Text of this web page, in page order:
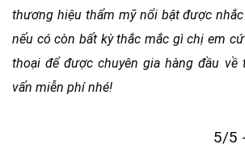
thương hiệu thẩm mỹ nổi bật được nhắc
nếu có còn bất kỳ thắc mắc gì chị em
thoại để được chuyên gia hàng đầu
vấn miễn phí nhé!
5/5